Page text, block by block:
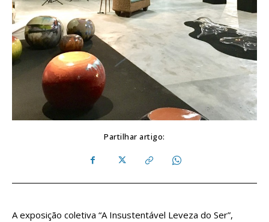
Partilhar artigo:
A exposição coletiva “A Insustentável Leveza do Ser”,